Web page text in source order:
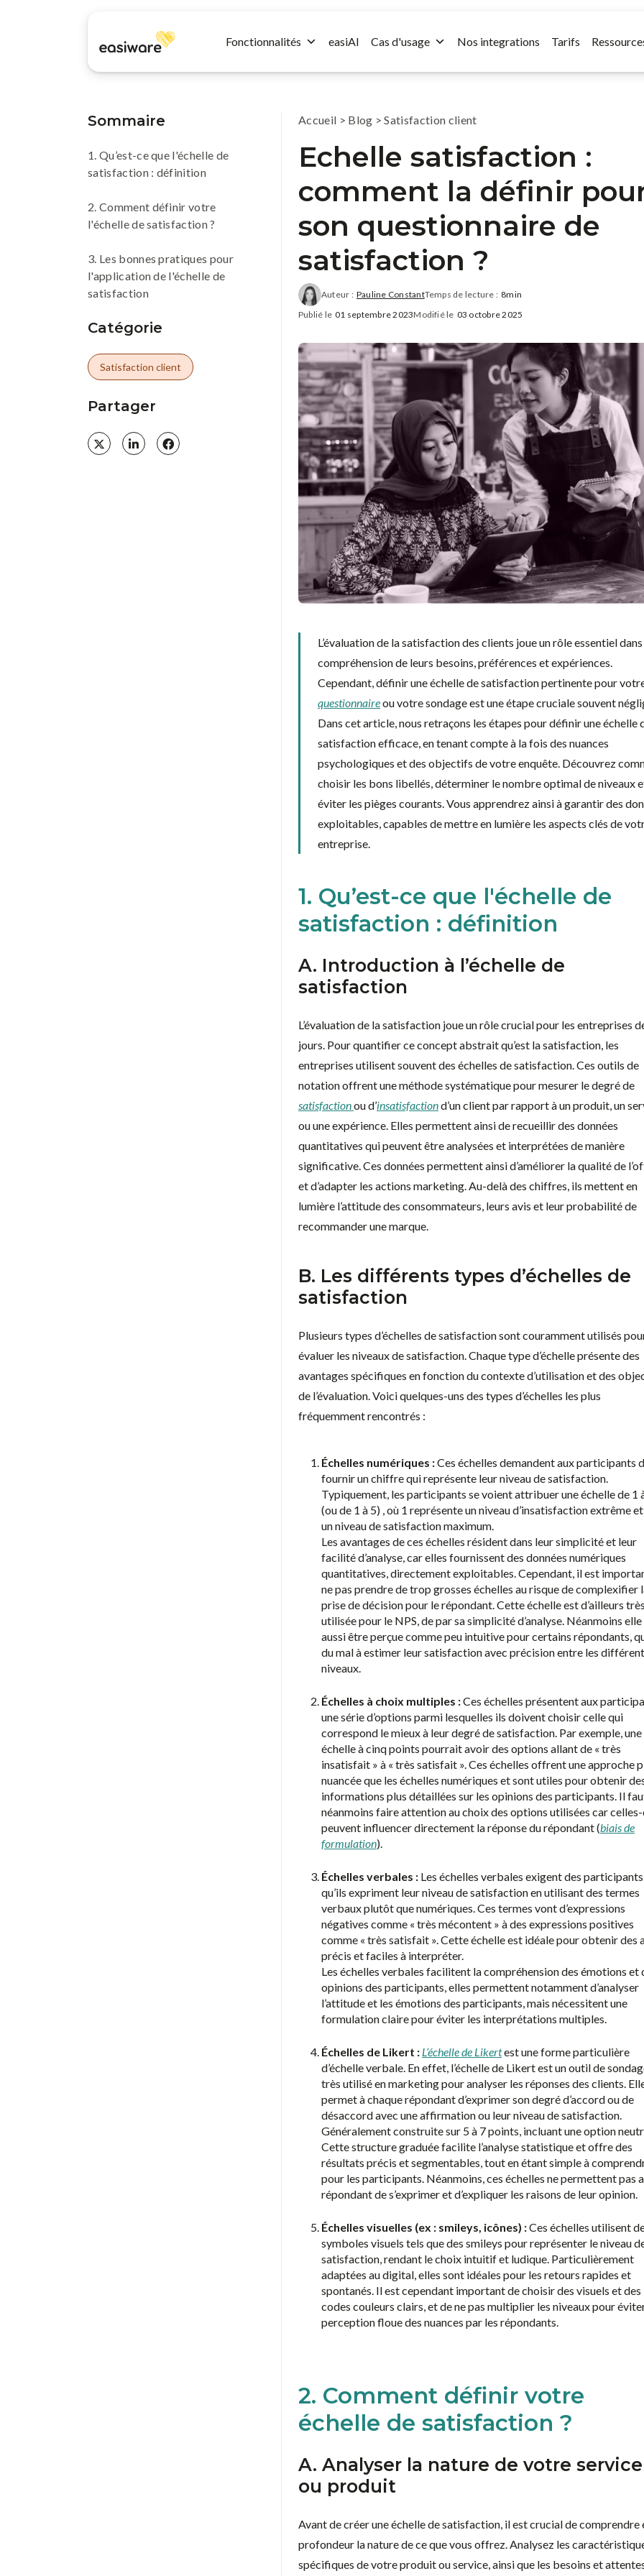
Fonctionnalités easiAI Cas d'usage Nos integrations Tarifs
Sommaire
1. Qu’est-ce que l'échelle de
satisfaction : définition
2. Comment définir votre
l'échelle de satisfaction ?
3. Les bonnes pratiques pour
l'application de l'échelle de
satisfaction
Catégorie
Satisfaction client
Partager
Accueil > Blog >Satisfaction client
Echelle satisfaction :
comment la définir
son questionnaire de
satisfaction ?
Auteur : Pauline ConstantTemps de lecture : 8min
Publié le 01 septembre 2023Modifié le 03 octobre 2025
L’évaluation de la satisfaction des clients joue un rôle essentiel
compréhension de leurs besoins, préférences et expériences.
Cependant, définir une échelle de satisfaction pertinente pour
questionnaireou votre sondage est une étape cruciale souvent
Dans cet article, nous retraçons les étapes pour définir une échelle
satisfaction efficace, en tenant compte à la fois des nuances
psychologiques et des objectifs de votre enquête. Découvrez
choisir les bons libellés, déterminer le nombre optimal de niveaux
éviter les pièges courants. Vous apprendrez ainsi à garantir des
exploitables, capables de mettre en lumière les aspects clés de
entreprise.
1. Qu’est-ce que l'échelle de
satisfaction : définition
A. Introduction à l’échelle de
satisfaction
L’évaluation de la satisfaction joue un rôle crucial pour les entreprises
jours. Pour quantifier ce concept abstrait qu’est la satisfaction, les
entreprises utilisent souvent des échelles de satisfaction. Ces outils de
notation offrent une méthode systématique pour mesurer le degré de
satisfactionou d’insatisfactiond’un client par rapport à un produit, un
ou une expérience. Elles permettent ainsi de recueillir des données
quantitatives qui peuvent être analysées et interprétées de manière
significative. Ces données permettent ainsi d’améliorer la qualité de
et d’adapter les actions marketing. Au-delà des chiffres, ils mettent en
lumière l’attitude des consommateurs, leurs avis et leur probabilité de
recommander une marque.
B. Les différents types d’échelles de
satisfaction
Plusieurs types d’échelles de satisfaction sont couramment utilisés
évaluer les niveaux de satisfaction. Chaque type d’échelle présente des
avantages spécifiques en fonction du contexte d’utilisation et des
de l’évaluation. Voici quelques-uns des types d’échelles les plus
fréquemment rencontrés :
Échelles numériques :Ces échelles demandent aux participants
fournir un chiffre qui représente leur niveau de satisfaction.
Typiquement, les participants se voient attribuer une échelle de 1
(ou de 1 à 5) , où 1 représente un niveau d’insatisfaction extrême
un niveau de satisfaction maximum.
Les avantages de ces échelles résident dans leur simplicité et leur
facilité d’analyse, car elles fournissent des données numériques
quantitatives, directement exploitables. Cependant, il est
ne pas prendre de trop grosses échelles au risque de complexifier
prise de décision pour le répondant. Cette échelle est d’ailleurs très
utilisée pour le NPS, de par sa simplicité d’analyse. Néanmoins
aussi être perçue comme peu intuitive pour certains répondants,
du mal à estimer leur satisfaction avec précision entre les
niveaux.
Échelles à choix multiples :Ces échelles présentent aux
une série d’options parmi lesquelles ils doivent choisir celle qui
correspond le mieux à leur degré de satisfaction. Par exemple, une
échelle à cinq points pourrait avoir des options allant de « très
insatisfait » à « très satisfait ». Ces échelles offrent une approche
nuancée que les échelles numériques et sont utiles pour obtenir
informations plus détaillées sur les opinions des participants. Il
néanmoins faire attention au choix des options utilisées car
peuvent influencer directement la réponse du répondant (biais de
formulation).
Échelles verbales : Les échelles verbales exigent des participants
qu’ils expriment leur niveau de satisfaction en utilisant des termes
verbaux plutôt que numériques. Ces termes vont d’expressions
négatives comme « très mécontent » à des expressions positives
comme « très satisfait ». Cette échelle est idéale pour obtenir des
précis et faciles à interpréter.
Les échelles verbales facilitent la compréhension des émotions et
opinions des participants, elles permettent notamment d’analyser
l’attitude et les émotions des participants, mais nécessitent une
formulation claire pour éviter les interprétations multiples.
Échelles de Likert : L’échelle de Likertest une forme particulière
d’échelle verbale. En effet, l’échelle de Likert est unoutil de
très utilisé en marketing pour analyser les réponses des clients .
permet à chaquerépondantd’exprimer son degré d’accord ou de
désaccord avec une affirmation ou leur niveau de satisfaction.
Généralement construite sur 5 à 7 points, incluant une option
Cette structure graduée facilite l’analyse statistique et offre des
résultats précis et segmentables, tout en étant simple à
pour les participants. Néanmoins, ces échelles ne permettent pas
répondant de s’exprimer et d’expliquer les raisons de leur opinion.
Échelles visuelles (ex : smileys, icônes) :Ces échelles utilisent
symboles visuels tels que des smileys pour représenter le niveau
satisfaction, rendant le choix intuitif et ludique. Particulièrement
adaptées au digital, elles sont idéales pour les retours rapides et
spontanés. Il est cependant important de choisir des visuels et des
codes couleurs clairs, et de ne pas multiplier les niveaux pour
perception floue des nuances par les répondants.
2. Comment définir votre
échelle de satisfaction ?
A. Analyser la nature de votre service
ou produit
Avant de créer une échelle de satisfaction, il est crucial de comprendre
profondeur la nature de ce que vous offrez. Analysez les
spécifiques de votre produit ou service, ainsi que les besoins et